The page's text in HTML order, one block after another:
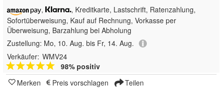
,
, Kreditkarte, Lastschrift, Ratenzahlung,
Sofortüberweisung, Kauf auf Rechnung, Vorkasse per
Überweisung, Barzahlung bei Abholung
Zustellung: Mo, 10. Aug. bis Fr, 14. Aug.
Verkäufer: WMV24
98% positiv
Merken
Preis vorschlagen Teilen